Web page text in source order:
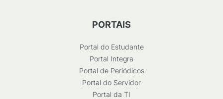
PORTAIS
Portal do Estudante
Portal Integra
Portal de Periódicos
Portal do Servidor
Portal da TI